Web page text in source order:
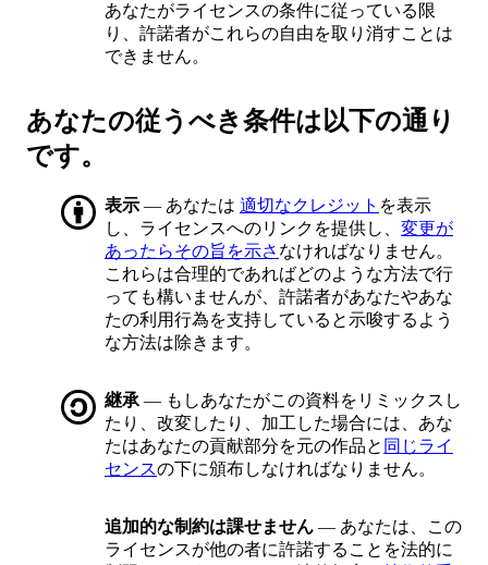
あなたがライセンスの条件に従っている限
り、許諾者がこれらの自由を取り消すことは
できません。
あなたの従うべき条件は以下の通り
です。
表示 — あなたは 適切なクレジット を表示
し、ライセンスへのリンクを提供し、 変更が
あったらその旨を示さ なければなりません。
これらは合理的であればどのような方法で行
っても構いませんが、許諾者があなたやあな
たの利用行為を支持していると示唆するよう
な方法は除きます。
継承 — もしあなたがこの資料をリミックスし
たり、改変したり、加工した場合には、あな
たはあなたの貢献部分を元の作品と 同じライ
センスの下に頒布しなければなりません。
追加的な制約は課せません — あなたは、この
ライセンスが他の者に許諾することを法的に